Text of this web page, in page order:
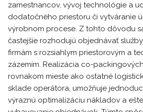
zamestnancov, vývoj technológie a
dodatočného priestoru či vytváranie
výrobnom procese. Z tohto dôvodu
častejšie rozhodujú objednávať
firmám s rozsiahlym priestorovým a
zázemím. Realizácia co-
rovnakom mieste ako ostatné
sklade operátora, umožňuje
výraznú optimalizáciu nákladov a